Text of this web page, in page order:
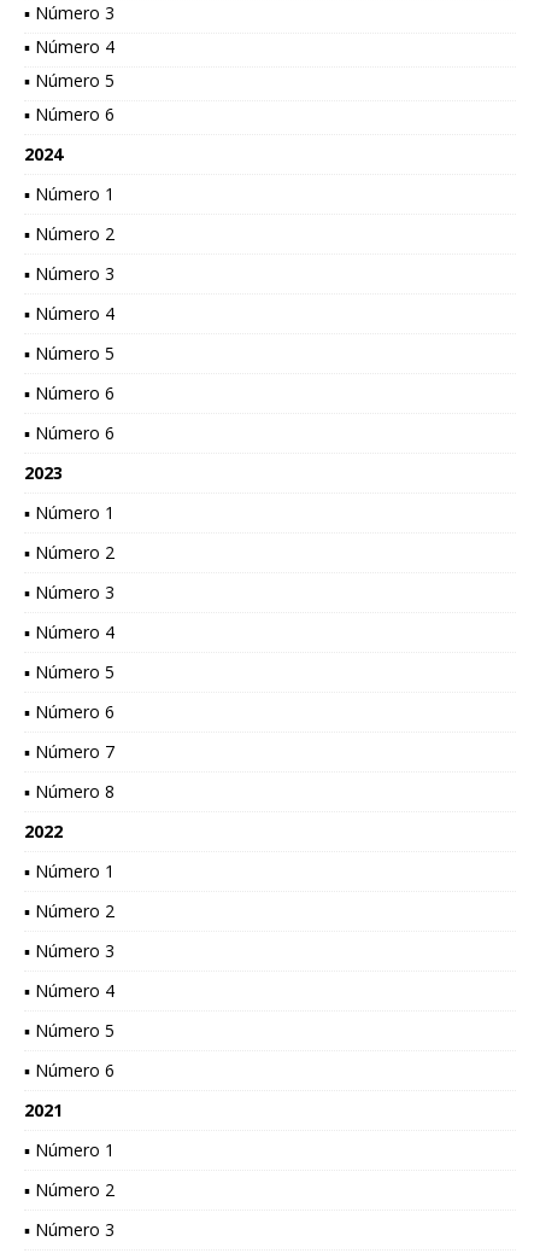
▪ Número 3
▪ Número 4
▪ Número 5
▪ Número 6
2024
▪ Número 1
▪ Número 2
▪ Número 3
▪ Número 4
▪ Número 5
▪ Número 6
▪ Número 6
2023
▪ Número 1
▪ Número 2
▪ Número 3
▪ Número 4
▪ Número 5
▪ Número 6
▪ Número 7
▪ Número 8
2022
▪ Número 1
▪ Número 2
▪ Número 3
▪ Número 4
▪ Número 5
▪ Número 6
2021
▪ Número 1
▪ Número 2
▪ Número 3